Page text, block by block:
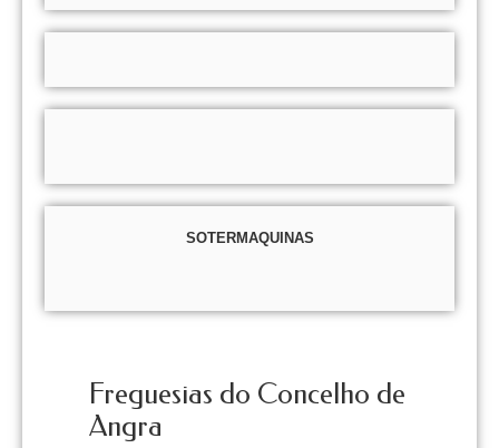
SOTERMAQUINAS
Freguesias do Concelho de
Angra